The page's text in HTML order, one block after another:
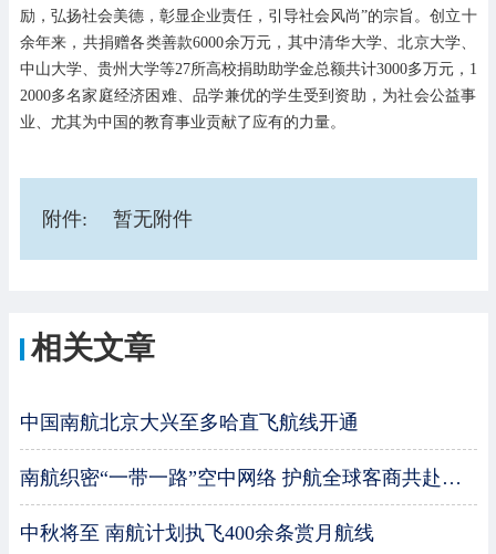
励，弘扬社会美德，彰显企业责任，引导社会风尚”的宗旨。创立十
余年来，共捐赠各类善款6000余万元，其中清华大学、北京大学、
中山大学、贵州大学等27所高校捐助助学金总额共计3000多万元，1
2000多名家庭经济困难、品学兼优的学生受到资助，为社会公益事
业、尤其为中国的教育事业贡献了应有的力量。
附件: 暂无附件
相关文章
中国南航北京大兴至多哈直飞航线开通
2025/10/17 17:00:01
南航织密“一带一路”空中网络 护航全球客商共赴广交盛会
2025/10/17 09:00:00
中秋将至 南航计划执飞400余条赏月航线